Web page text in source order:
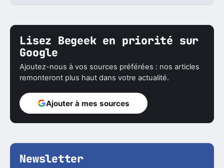
Lisez Begeek en priorité sur
Google
Ajoutez-nous à vos sources préférées : nos articles
remonteront plus haut dans votre actualité.
Ajouter à mes sources
Newsletter